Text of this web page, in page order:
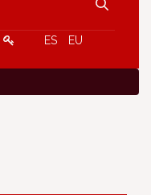
ES EU